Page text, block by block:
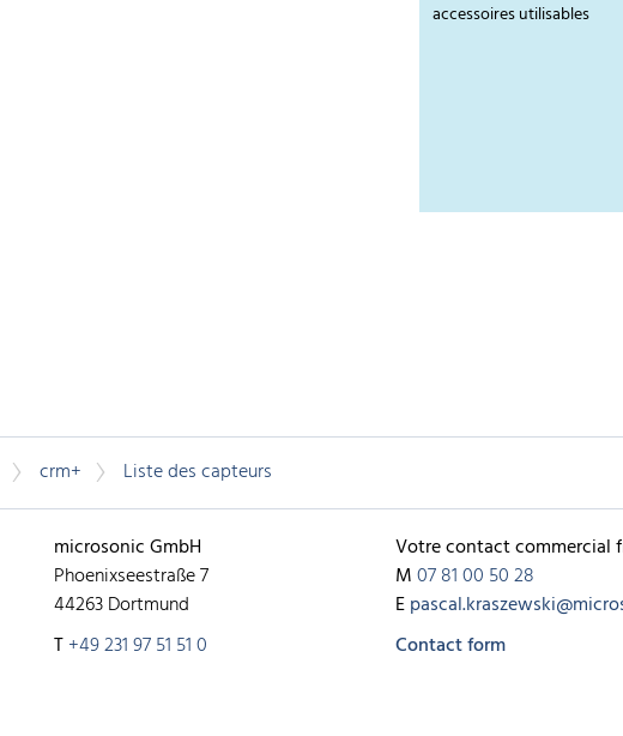
accessoires utilisables
crm+ Liste des capteurs
microsonic GmbH
Phoenixseestraße 7
44263 Dortmund
T+49 231 97 51 51 0
Votre contact commercial
M07 81 00 50 28
E
Contact form